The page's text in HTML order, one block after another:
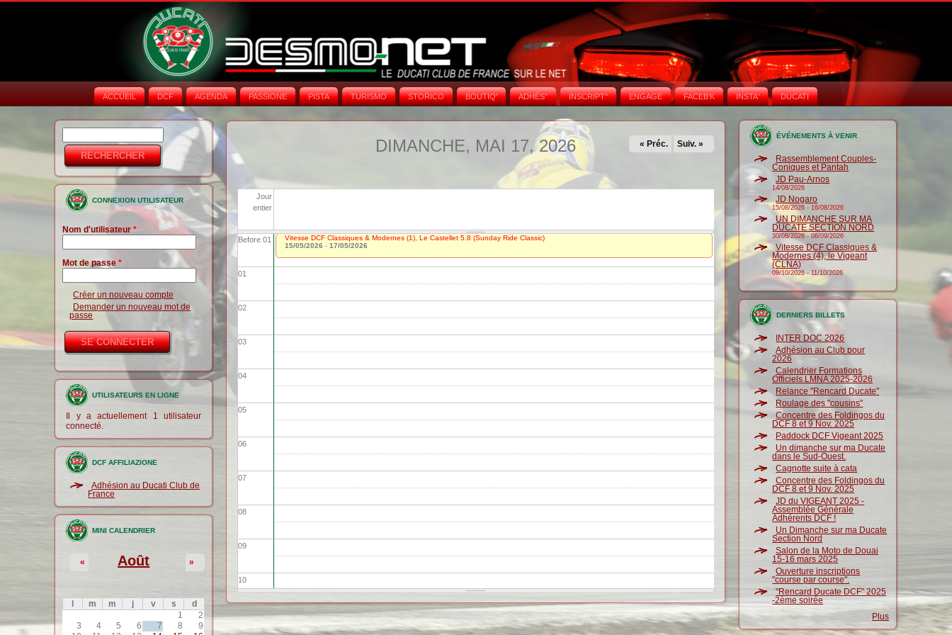
ACCUEIL DCF AGENDA PASSIONE PISTA TURISMO STORICO BOUTIQ' ADHÉS° INSCRIPT° ENGAGE FACEB'K INSTA‘ DUCATI
Formulaire de
recherche
CONNEXION UTILISATEUR
Nom d'utilisateur*
Mot de passe*
Créer un nouveau compte
Demander un nouveau mot de
passe
UTILISATEURS EN LIGNE
Il y a actuellement 1 utilisateur
connecté.
DCF AFFILIAZIONE
Adhésion au Ducati Club de
France
MINI CALENDRIER
Août
« »
m m j v s
d
1
2
3
4 5 6 7 8
9
DIMANCHE, MAI 17, 2026 « Préc. Suiv. »
Jour
entier
Before 01
01
02
03
04
05
06
07
08
09
10
Vitesse DCF Classiques & Modernes (1), Le Castellet 5.8 (Sunday Ride Classic)
15/05/2026 -17/05/2026
ÉVÉNEMENTS À VENIR
Rassemblement Couples-
Coniques et Pantah
JD Pau-Arnos
14/08/2026
JD Nogaro
15/08/2026 -16/08/2026
UN DIMANCHE SUR MA
DUCATE SECTION NORD
30/08/2026-06/09/2026
Vitesse DCF Classiques &
Modernes (4), le Vigeant
(CLNA)
09/10/2026-11/10/2026
DERNIERS BILLETS
INTER DOC 2026
Adhésion au Club pour
2026
Calendrier Formations
Officiels LMNA 2025-2026
Relance "Rencard Ducate"
Roulage des "cousins"
Concentre des Foldingos du
DCF 8 et 9 Nov. 2025
Paddock DCF Vigeant 2025
Un dimanche sur ma Ducate
dans le Sud-Ouest.
Cagnotte suite à cata
Concentre des Foldingos du
DCF 8 et 9 Nov. 2025
JD du VIGEANT 2025 -
Assemblée Générale
Adhérents DCF !
Un Dimanche sur ma Ducate
Section Nord
Salon de la Moto de Douai
15-16 mars 2025
Ouverture inscriptions
"course par course".
"Rencard Ducate DCF" 2025
-2ème soirée
Plus